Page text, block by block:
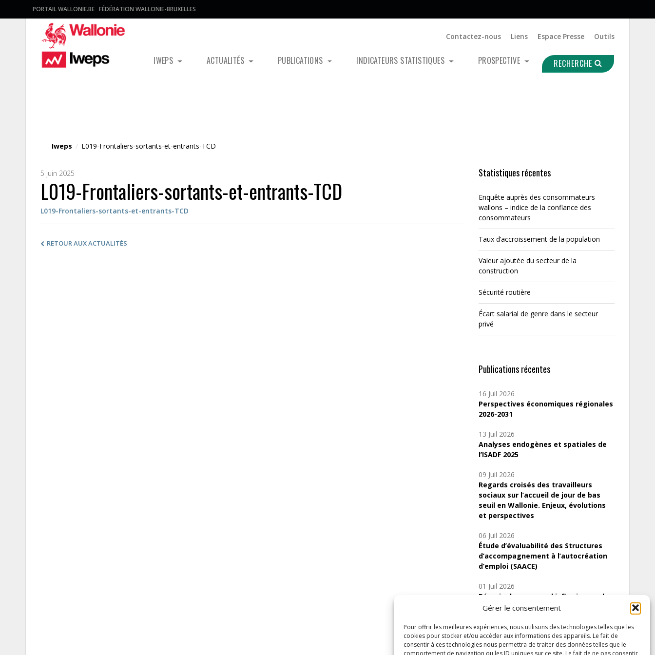
Gérer le consentement
Pour offrir les meilleures expériences, nous utilisons des technologies telles que les
cookies pour stocker et/ou accéder aux informations des appareils. Le fait de
consentir à ces technologies nous permettra de traiter des données telles que le
comportement de navigation ou les ID uniques sur ce site. Le fait de ne pas consentir
PORTAIL WALLONIE.BE FÉDÉRATION WALLONIE-BRUXELLES
Contactez-nous Liens Espace Presse Outils
IWEPS ACTUALITÉS PUBLICATIONS INDICATEURS STATISTIQUES PROSPECTIVE RECHERCHE
Iweps / L019-Frontaliers-sortants-et-entrants-TCD
5 juin 2025
L019-Frontaliers-sortants-et-entrants-TCD
L019-Frontaliers-sortants-et-entrants-TCD
RETOUR AUX ACTUALITÉS
Statistiques récentes
Enquête auprès des consommateurs
wallons – indice de la confiance des
consommateurs
Taux d’accroissement de la population
Valeur ajoutée du secteur de la
construction
Sécurité routière
Écart salarial de genre dans le secteur
privé
Publications récentes
16 Juil 2026
Perspectives économiques régionales
2026-2031
13 Juil 2026
Analyses endogènes et spatiales de
l’ISADF 2025
09 Juil 2026
Regards croisés des travailleurs
sociaux sur l’accueil de jour de bas
seuil en Wallonie. Enjeux, évolutions
et perspectives
06 Juil 2026
Étude d’évaluabilité des Structures
d’accompagnement à l’autocréation
d’emploi (SAACE)
01 Juil 2026
Pénurie du personnel infirmier :quels
indicateurs d’offre de soins pour